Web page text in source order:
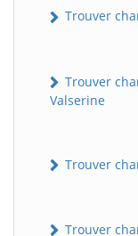
Trouver
Trouver
Valserine
Trouver
Trouver